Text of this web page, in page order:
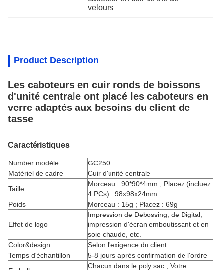
velours
Product Description
Les caboteurs en cuir ronds de boissons
d'unité centrale ont placé les caboteurs en
verre adaptés aux besoins du client de
tasse
Caractéristiques
Number modèle
GC250
Matériel de cadre
Cuir d'unité centrale
Taille
Morceau : 90*90*4mm ; Placez (incluez
4 PCs) : 98x98x24mm
Poids
Morceau : 15g ; Placez : 69g
Effet de logo
Impression de Debossing, de Digital,
impression d'écran emboutissant et en
soie chaude, etc.
Color&design
Selon l'exigence du client
Temps d'échantillon
5-8 jours après confirmation de l'ordre
Chacun dans le poly sac ; Votre